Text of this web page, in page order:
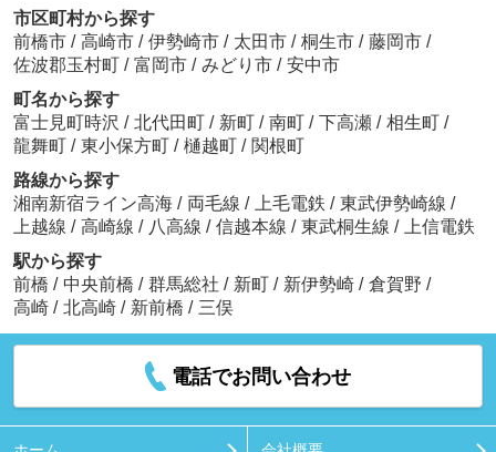
市区町村から探す
前橋市 / 高崎市 / 伊勢崎市 / 太田市 / 桐生市 / 藤岡市 /
佐波郡玉村町 / 富岡市 / みどり市 / 安中市
町名から探す
富士見町時沢 / 北代田町 / 新町 / 南町 / 下高瀬 / 相生町 /
龍舞町 / 東小保方町 / 樋越町 / 関根町
路線から探す
湘南新宿ライン高海 / 両毛線 / 上毛電鉄 / 東武伊勢崎線 /
上越線 / 高崎線 / 八高線 / 信越本線 / 東武桐生線 /
上信電鉄
駅から探す
前橋 / 中央前橋 / 群馬総社 / 新町 / 新伊勢崎 / 倉賀野 /
高崎 / 北高崎 / 新前橋 / 三俣
電話でお問い合わせ